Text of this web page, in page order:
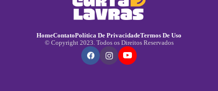
HomeContatoPolítica De PrivacidadeTermos De Uso
© Copyright 2023. Todos os Direitos Reservados